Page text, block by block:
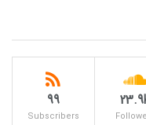
99
Subscribers